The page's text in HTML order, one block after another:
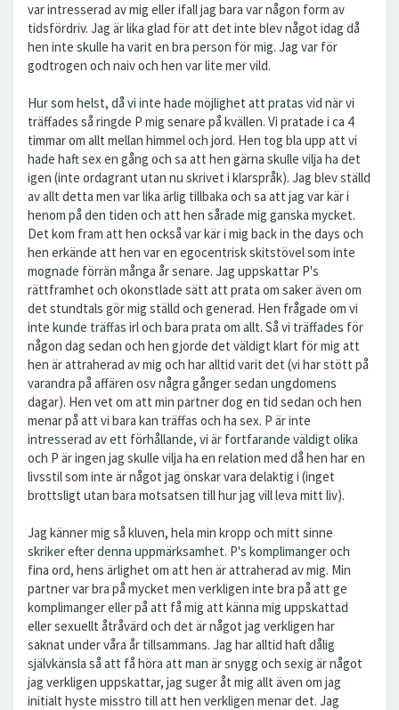
var intresserad av mig eller ifall jag bara var någon form av
tidsfördriv. Jag är lika glad för att det inte blev något idag då
hen inte skulle ha varit en bra person för mig. Jag var för
godtrogen och naiv och hen var lite mer vild.
Hur som helst, då vi inte hade möjlighet att pratas vid när vi
träffades så ringde P mig senare på kvällen. Vi pratade i ca 4
timmar om allt mellan himmel och jord. Hen tog bla upp att vi
hade haft sex en gång och sa att hen gärna skulle vilja ha det
igen (inte ordagrant utan nu skrivet i klarspråk). Jag blev ställd
av allt detta men var lika ärlig tillbaka och sa att jag var kär i
henom på den tiden och att hen sårade mig ganska mycket.
Det kom fram att hen också var kär i mig back in the days och
hen erkände att hen var en egocentrisk skitstövel som inte
mognade förrän många år senare. Jag uppskattar P's
rättframhet och okonstlade sätt att prata om saker även om
det stundtals gör mig ställd och generad. Hen frågade om vi
inte kunde träffas irl och bara prata om allt. Så vi träffades för
någon dag sedan och hen gjorde det väldigt klart för mig att
hen är attraherad av mig och har alltid varit det (vi har stött på
varandra på affären osv några gånger sedan ungdomens
dagar). Hen vet om att min partner dog en tid sedan och hen
menar på att vi bara kan träffas och ha sex. P är inte
intresserad av ett förhållande, vi är fortfarande väldigt olika
och P är ingen jag skulle vilja ha en relation med då hen har en
livsstil som inte är något jag önskar vara delaktig i (inget
brottsligt utan bara motsatsen till hur jag vill leva mitt liv).
Jag känner mig så kluven, hela min kropp och mitt sinne
skriker efter denna uppmärksamhet. P's komplimanger och
fina ord, hens ärlighet om att hen är attraherad av mig. Min
partner var bra på mycket men verkligen inte bra på att ge
komplimanger eller på att få mig att känna mig uppskattad
eller sexuellt åtråvärd och det är något jag verkligen har
saknat under våra år tillsammans. Jag har alltid haft dålig
självkänsla så att få höra att man är snygg och sexig är något
jag verkligen uppskattar, jag suger åt mig allt även om jag
initialt hyste misstro till att hen verkligen menar det. Jag